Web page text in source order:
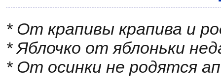
* От крапивы крапива и
* Яблочко от яблоньки
* От осинки не родятся